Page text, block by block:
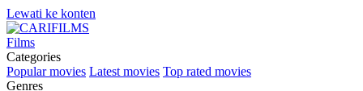
Lewati ke konten
Films
Categories
Popular movies Latest movies Top rated movies
Genres